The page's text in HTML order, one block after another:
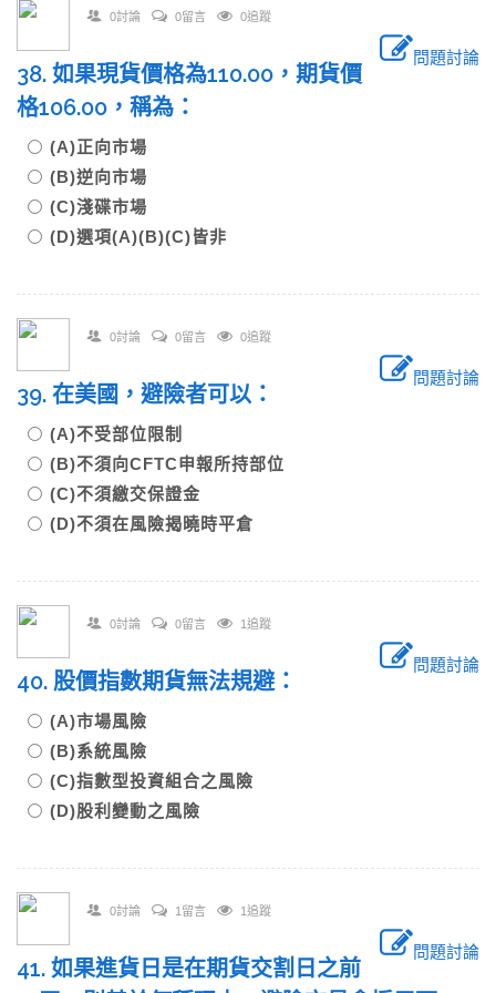
0討論 0留言 0追蹤
問題討論
38. 如果現貨價格為110.00，期貨價
格106.00，稱為：
(A)正向市場
(B)逆向市場
(C)淺碟市場
(D)選項(A)(B)(C)皆非
0討論 0留言 0追蹤
問題討論
39. 在美國，避險者可以：
(A)不受部位限制
(B)不須向CFTC申報所持部位
(C)不須繳交保證金
(D)不須在風險揭曉時平倉
0討論 0留言 1追蹤
問題討論
40. 股價指數期貨無法規避：
(A)市場風險
(B)系統風險
(C)指數型投資組合之風險
(D)股利變動之風險
0討論 1留言 1追蹤
問題討論
41. 如果進貨日是在期貨交割日之前